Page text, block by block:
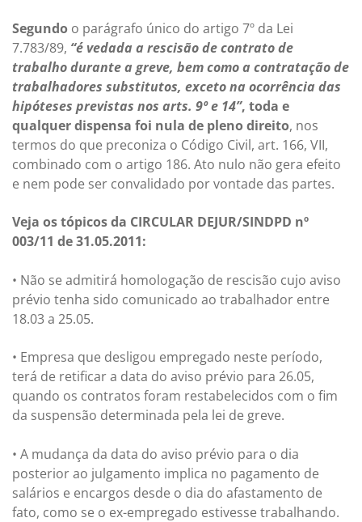
Segundo o parágrafo único do artigo 7º da Lei
7.783/89, “é vedada a rescisão de contrato de
trabalho durante a greve, bem como a contratação de
trabalhadores substitutos, exceto na ocorrência das
hipóteses previstas nos arts. 9º e 14”, toda e
qualquer dispensa foi nula de pleno direito, nos
termos do que preconiza o Código Civil, art. 166, VII,
combinado com o artigo 186. Ato nulo não gera efeito
e nem pode ser convalidado por vontade das partes.
Veja os tópicos da CIRCULAR DEJUR/SINDPD nº
003/11 de 31.05.2011:
• Não se admitirá homologação de rescisão cujo aviso
prévio tenha sido comunicado ao trabalhador entre
18.03 a 25.05.
• Empresa que desligou empregado neste período,
terá de retificar a data do aviso prévio para 26.05,
quando os contratos foram restabelecidos com o fim
da suspensão determinada pela lei de greve.
• A mudança da data do aviso prévio para o dia
posterior ao julgamento implica no pagamento de
salários e encargos desde o dia do afastamento de
fato, como se o ex-empregado estivesse trabalhando.